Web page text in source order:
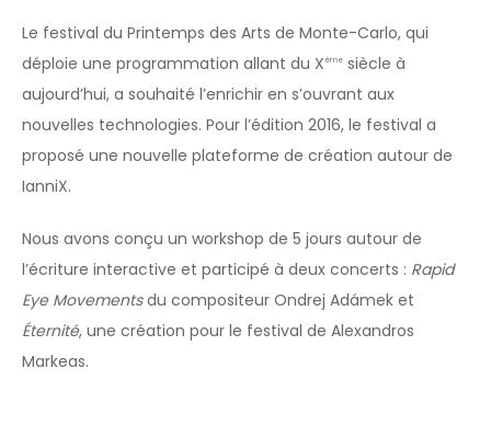
Le festival du Printemps des Arts de Monte-Carlo, qui
déploie une programmation allant du X ème siècle à
aujourd’hui, a souhaité l’enrichir en s’ouvrant aux
nouvelles technologies. Pour l’édition 2016, le festival a
proposé une nouvelle plateforme de création autour de
IanniX.
Nous avons conçu un workshop de 5 jours autour de
l’écriture interactive et participé à deux concerts : Rapid
Eye Movementsdu compositeur Ondrej Adámek et
Éternité, une création pour le festival de Alexandros
Markeas.